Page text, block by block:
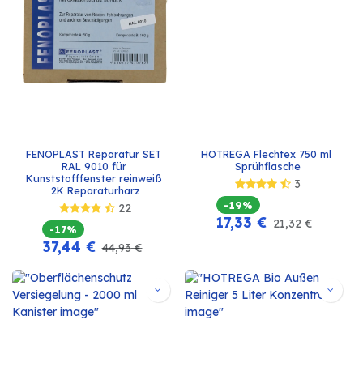
FENOPLAST Reparatur SET
RAL 9010 für
Kunststofffenster reinweiß
2K Reparaturharz
22
-17%
37,44 € 44,93€
HOTREGA Flechtex 750 ml
Sprühflasche
3
-19%
17,33 € 21,32€